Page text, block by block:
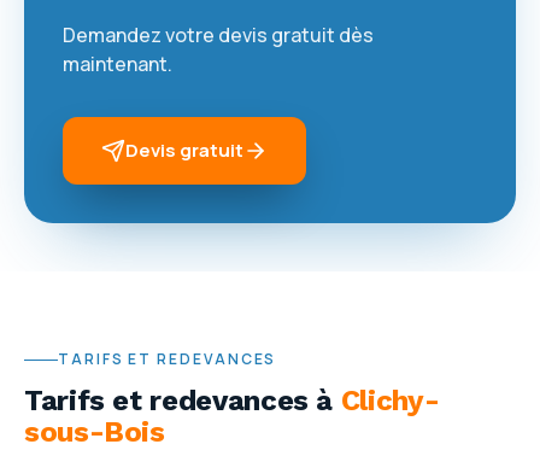
Demandez votre devis gratuit dès
maintenant.
Devis gratuit
TARIFS ET REDEVANCES
Tarifs et redevances à Clichy-
sous-Bois